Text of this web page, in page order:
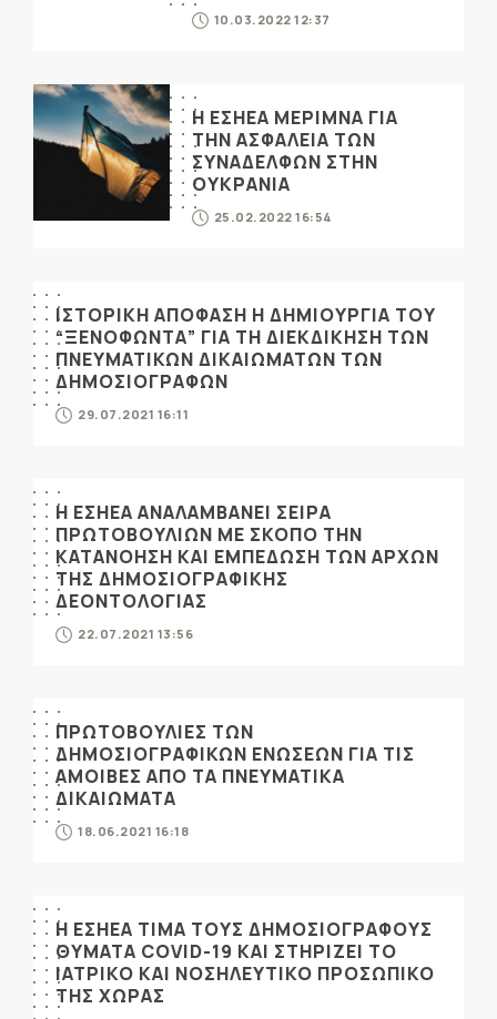
10.03.2022 12:37
Η ΕΣΗΕΑ ΜΕΡΙΜΝΑ ΓΙΑ
ΤΗΝ ΑΣΦΑΛΕΙΑ ΤΩΝ
ΣΥΝΑΔΕΛΦΩΝ ΣΤΗΝ
ΟΥΚΡΑΝΙΑ
25.02.2022 16:54
ΙΣΤΟΡΙΚΗ ΑΠΟΦΑΣΗ Η ΔΗΜΙΟΥΡΓΙΑ ΤΟΥ
“ΞΕΝΟΦΩΝΤΑ” ΓΙΑ ΤΗ ΔΙΕΚΔΙΚΗΣΗ ΤΩΝ
ΠΝΕΥΜΑΤΙΚΩΝ ΔΙΚΑΙΩΜΑΤΩΝ ΤΩΝ
ΔΗΜΟΣΙΟΓΡΑΦΩΝ
29.07.2021 16:11
Η ΕΣΗΕΑ ΑΝΑΛΑΜΒΑΝΕΙ ΣΕΙΡΑ
ΠΡΩΤΟΒΟΥΛΙΩΝ ΜΕ ΣΚΟΠΟ ΤΗΝ
ΚΑΤΑΝΟΗΣΗ ΚΑΙ ΕΜΠΕΔΩΣΗ ΤΩΝ ΑΡΧΩΝ
ΤΗΣ ΔΗΜΟΣΙΟΓΡΑΦΙΚΗΣ
ΔΕΟΝΤΟΛΟΓΙΑΣ
22.07.2021 13:56
ΠΡΩΤΟΒΟΥΛΙΕΣ ΤΩΝ
ΔΗΜΟΣΙΟΓΡΑΦΙΚΩΝ ΕΝΩΣΕΩΝ ΓΙΑ ΤΙΣ
ΑΜΟΙΒΕΣ ΑΠΟ ΤΑ ΠΝΕΥΜΑΤΙΚΑ
ΔΙΚΑΙΩΜΑΤΑ
18.06.2021 16:18
Η ΕΣΗΕΑ ΤΙΜΑ ΤΟΥΣ ΔΗΜΟΣΙΟΓΡΑΦΟΥΣ
ΘΥΜΑΤΑ COVID-19 ΚΑΙ ΣΤΗΡΙΖΕΙ ΤΟ
ΙΑΤΡΙΚΟ ΚΑΙ ΝΟΣΗΛΕΥΤΙΚΟ ΠΡΟΣΩΠΙΚΟ
ΤΗΣ ΧΩΡΑΣ